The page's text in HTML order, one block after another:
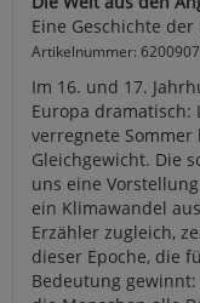
Eine Geschichte
Artikelnummer: 6200907
Im 16. und 17.
Europa dramatisch:
verregnete
Gleichgewicht. Die
uns eine
ein Klimawandel
Erzähler zugleich,
dieser Epoche, die
Bedeutung